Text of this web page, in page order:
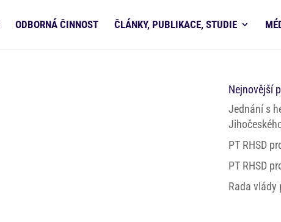
ODBORNÁ ČINNOST ČLÁNKY, PUBLIKACE, STUDIE
Nejnovější
Jednání s
PT RHSD
PT RHSD
Rada vlády